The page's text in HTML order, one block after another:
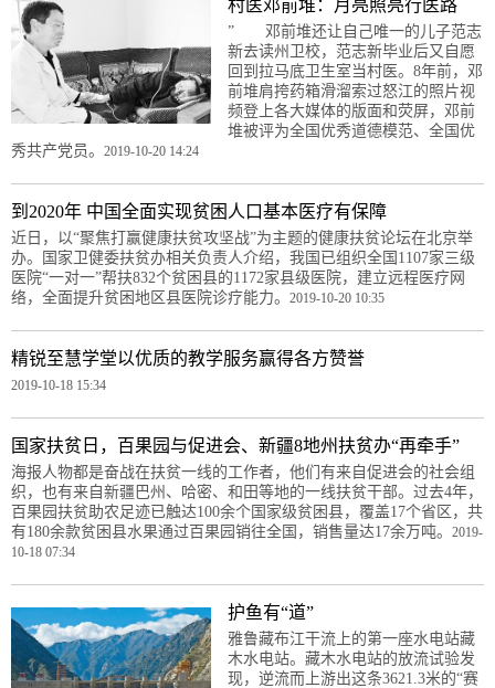
村医邓前堆：月亮照亮行医路
” 邓前堆还让自己唯一的儿子范志
新去读州卫校，范志新毕业后又自愿
回到拉马底卫生室当村医。8年前，邓
前堆肩挎药箱滑溜索过怒江的照片视
频登上各大媒体的版面和荧屏，邓前
堆被评为全国优秀道德模范、全国优
秀共产党员。 2019-10-20 14:24
到2020年 中国全面实现贫困人口基本医疗有保障
近日，以“聚焦打赢健康扶贫攻坚战”为主题的健康扶贫论坛在北京举
办。国家卫健委扶贫办相关负责人介绍，我国已组织全国1107家三级
医院“一对一”帮扶832个贫困县的1172家县级医院，建立远程医疗网
络，全面提升贫困地区县医院诊疗能力。 2019-10-20 10:35
精锐至慧学堂以优质的教学服务赢得各方赞誉
2019-10-18 15:34
国家扶贫日，百果园与促进会、新疆8地州扶贫办“再牵手”
海报人物都是奋战在扶贫一线的工作者，他们有来自促进会的社会组
织，也有来自新疆巴州、哈密、和田等地的一线扶贫干部。过去4年，
百果园扶贫助农足迹已触达100余个国家级贫困县，覆盖17个省区，共
有180余款贫困县水果通过百果园销往全国，销售量达17余万吨。 2019-
10-18 07:34
护鱼有“道”
雅鲁藏布江干流上的第一座水电站藏
木水电站。藏木水电站的放流试验发
现，逆流而上游出这条3621.3米的“赛